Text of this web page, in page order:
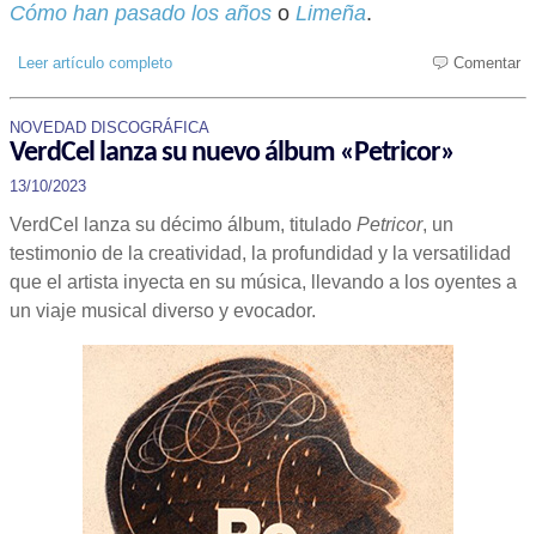
Cómo han pasado los años o Limeña.
Leer artículo completo Comentar
NOVEDAD DISCOGRÁFICA
VerdCel lanza su nuevo álbum «Petricor»
13/10/2023
VerdCel lanza su décimo álbum, titulado Petricor, un
testimonio de la creatividad, la profundidad y la versatilidad
que el artista inyecta en su música, llevando a los oyentes a
un viaje musical diverso y evocador.